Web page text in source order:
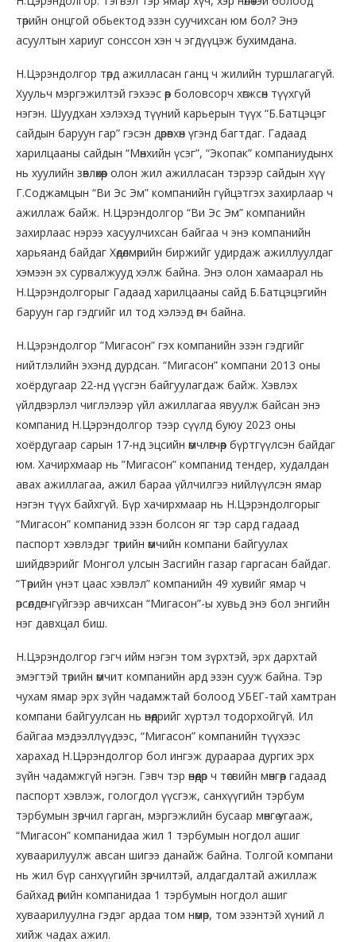
төрийн онцгой обьектод эзэн суучихсан юм бол? Энэ
асуултын хариуг сонссон хэн ч эгдүүцэж бухимдана.
Н.Цэрэндолгор төрд ажилласан ганц ч жилийн туршлагагүй.
Хуульч мэргэжилтэй гэхээс өөр боловсорч хөгжсөн түүхгүй
нэгэн. Шуудхан хэлэхэд түүний карьерын түүх “Б.Батцэцэг
сайдын баруун гар” гэсэн дөрөвхөн үгэнд багтдаг. Гадаад
харилцааны сайдын “Мөнхийн үсэг”, “Экопак” компаниудынх
нь хуулийн зөвлөхөөр олон жил ажилласан тэрээр сайдын хүү
Г.Соджамцын “Ви Эс Эм” компанийн гүйцэтгэх захирлаар ч
ажиллаж байж. Н.Цэрэндолгор “Ви Эс Эм” компанийн
захирлаас нэрээ хасуулчихсан байгаа ч энэ компанийн
харьяанд байдаг Хөдөлмөрийн биржийг удирдаж ажиллуулдаг
хэмээн эх сурвалжууд хэлж байна. Энэ олон хамаарал нь
Н.Цэрэндолгорыг Гадаад харилцааны сайд Б.Батцэцэгийн
баруун гар гэдгийг ил тод хэлээд өгч байна.
Н.Цэрэндолгор ”Мигасон” гэх компанийн эзэн гэдгийг
нийтлэлийн эхэнд дурдсан. “Мигасон” компани 2013 оны
хоёрдугаар 22-нд үүсгэн байгуулагдаж байж. Хэвлэх
үйлдвэрлэл чиглэлээр үйл ажиллагаа явуулж байсан энэ
компанид Н.Цэрэндолгор тээр сүүлд буюу 2023 оны
хоёрдугаар сарын 17-нд эцсийн өмчлөгчөөр бүртгүүлсэн байдаг
юм. Хачирхмаар нь ”Мигасон” компанид тендер, худалдан
авах ажиллагаа, ажил бараа үйлчилгээ нийлүүлсэн ямар
нэгэн түүх байхгүй. Бүр хачирхмаар нь Н.Цэрэндолгорыг
“Мигасон” компанид эзэн болсон яг тэр сард гадаад
паспорт хэвлэдэг төрийн өмчийн компани байгуулах
шийдвэрийг Монгол улсын Засгийн газар гаргасан байдаг.
“Төрийн үнэт цаас хэвлэл” компанийн 49 хувийг ямар ч
өрсөлдөгчгүйгээр авчихсан “Мигасон”-ы хувьд энэ бол энгийн
нэг давхцал биш.
Н.Цэрэндолгор гэгч ийм нэгэн том зүрхтэй, эрх дархтай
эмэгтэй төрийн өмчит компанийн ард эзэн сууж байна. Тэр
чухам ямар эрх зүйн чадамжтай болоод УБЕГ-тай хамтран
компани байгуулсан нь өнөөдрийг хүртэл тодорхойгүй. Ил
байгаа мэдээллүүдээс, “Мигасон” компанийн түүхээс
харахад Н.Цэрэндолгор бол ингэж дураараа дургих эрх
зүйн чадамжгүй нэгэн. Гэвч тэр өнөөдөр ч төсвийн мөнгөөр гадаад
паспорт хэвлэж, гологдол үүсгэж, санхүүгийн тэрбум
тэрбумын зөрчил гарган, мэргэжлийн бусаар мөнгө угааж,
“Мигасон” компанидаа жил 1 тэрбумын ногдол ашиг
хуваарилуулж авсан шигээ данайж байна. Толгой компани
нь жил бүр санхүүгийн зөрчилтэй, алдагдалтай ажиллаж
байхад өөрийн компанидаа 1 тэрбумын ногдол ашиг
хуваарилуулна гэдэг ардаа том нөмөр, том эзэнтэй хүний л
хийж чадах ажил.